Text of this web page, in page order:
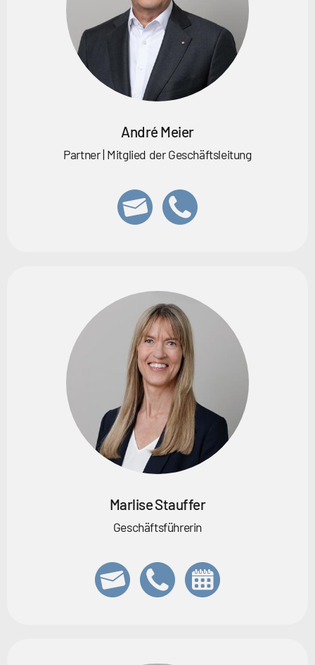
André Meier
Partner | Mitglied der Geschäftsleitung
Marlise Stauffer
Geschäftsführerin